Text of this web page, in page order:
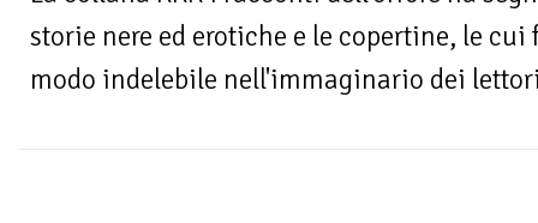
storie nere ed erotiche e le copertine, le
modo indelebile nell'immaginario dei